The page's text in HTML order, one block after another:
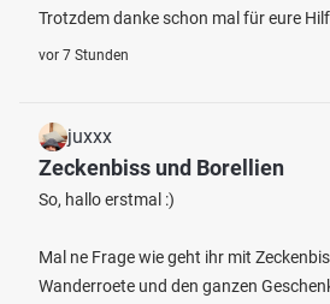
Trotzdem danke schon mal für eure
vor 7 Stunden
juxxx
Zeckenbiss und Borellien
So, hallo erstmal :)
Mal ne Frage wie geht ihr mit
Wanderroete und den ganzen